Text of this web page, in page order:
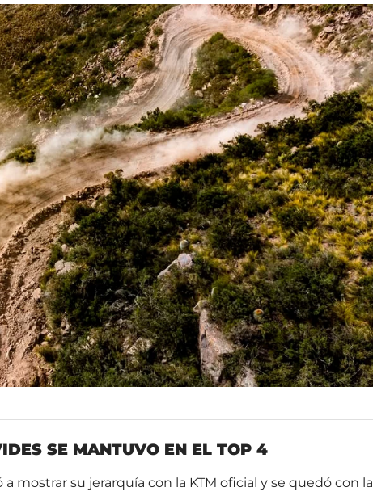
SE MANTUVO EN EL TOP 4
a mostrar su jerarquía con la KTM oficial y se quedó con la